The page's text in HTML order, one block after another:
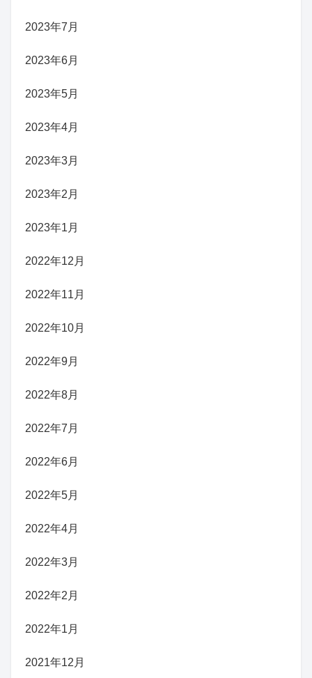
2023年7月
2023年6月
2023年5月
2023年4月
2023年3月
2023年2月
2023年1月
2022年12月
2022年11月
2022年10月
2022年9月
2022年8月
2022年7月
2022年6月
2022年5月
2022年4月
2022年3月
2022年2月
2022年1月
2021年12月